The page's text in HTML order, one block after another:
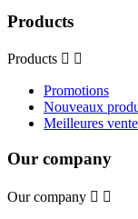
Products
Products  
Promotions
Nouveaux
Meilleures
Our company
Our company  